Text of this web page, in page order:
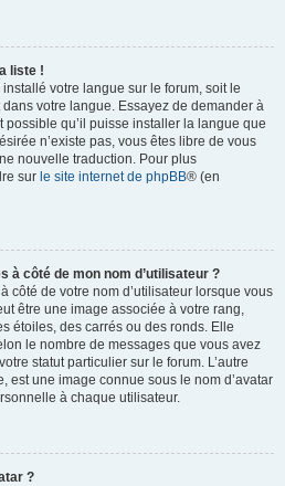
liste !
votre langue sur le forum, soit le
dans votre langue. Essayez de demander à
possible qu’il puisse installer la langue que
n’existe pas, vous êtes libre de vous
nouvelle traduction. Pour plus
sur le site internet de phpBB® (en
à côté de mon nom d’utilisateur ?
côté de votre nom d’utilisateur lorsque vous
être une image associée à votre rang,
étoiles, des carrés ou des ronds. Elle
le nombre de messages que vous avez
statut particulier sur le forum. L’autre
est une image connue sous le nom d’avatar
à chaque utilisateur.
?